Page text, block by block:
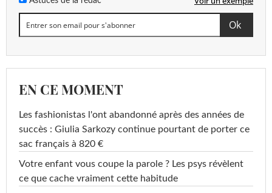
EN CE MOMENT
Les fashionistas l'ont abandonné après des années de
succès : Giulia Sarkozy continue pourtant de porter ce
sac français à 820 €
Votre enfant vous coupe la parole ? Les psys révèlent
ce que cache vraiment cette habitude